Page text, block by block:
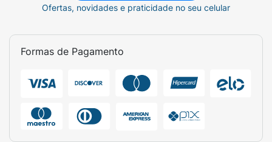
Ofertas, novidades e praticidade no seu celular
Formas de Pagamento